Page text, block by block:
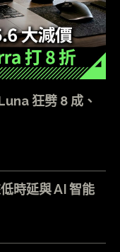
狂劈 8 成、
時延與 AI 智能